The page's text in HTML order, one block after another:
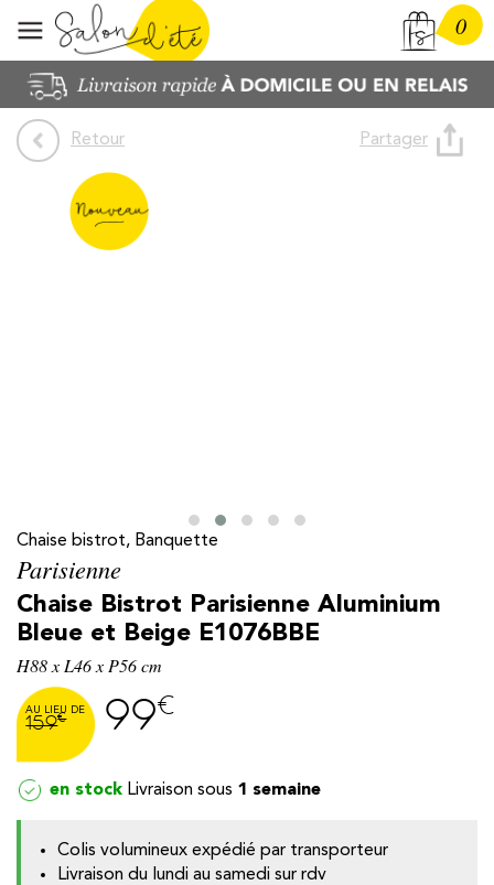
0
Retour Partager
Chaise bistrot, Banquette
Parisienne
Chaise Bistrot Parisienne Aluminium
Bleue et Beige E1076BBE
H88 x L46 x P56 cm
159€ 99€
en stock 1 semaine
Colis volumineux expédié par transporteur
Livraison du lundi au samedi sur rdv